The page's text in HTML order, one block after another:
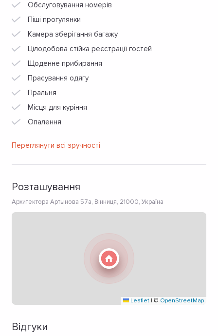
Обслуговування номерів
Піші прогулянки
Камера зберігання багажу
Цілодобова стійка реєстрації гостей
Щоденне прибирання
Прасування одягу
Пральня
Місця для куріння
Опалення
Переглянути всі зручності
Розташування
Архитектора Артынова 57а, Вінниця, 21000, Україна
Leaflet | © OpenStreetMap
Відгуки